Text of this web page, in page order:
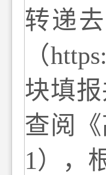
转递
（
块填
查阅
1），